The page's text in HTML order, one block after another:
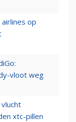
op
vloot weg
xtc-pillen